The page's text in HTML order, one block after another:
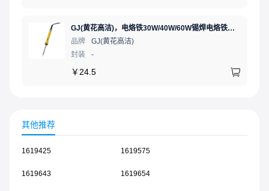
GJ(黄花高洁)，电烙铁30W/40W/60W锡焊电烙铁焊接工具电焊笔手机电子维修（内热35W），NO.435(35W)
品牌
GJ(黄花高洁)
封装
-
￥ 24.5
其他推荐
1619425 1619575
1619643 1619654